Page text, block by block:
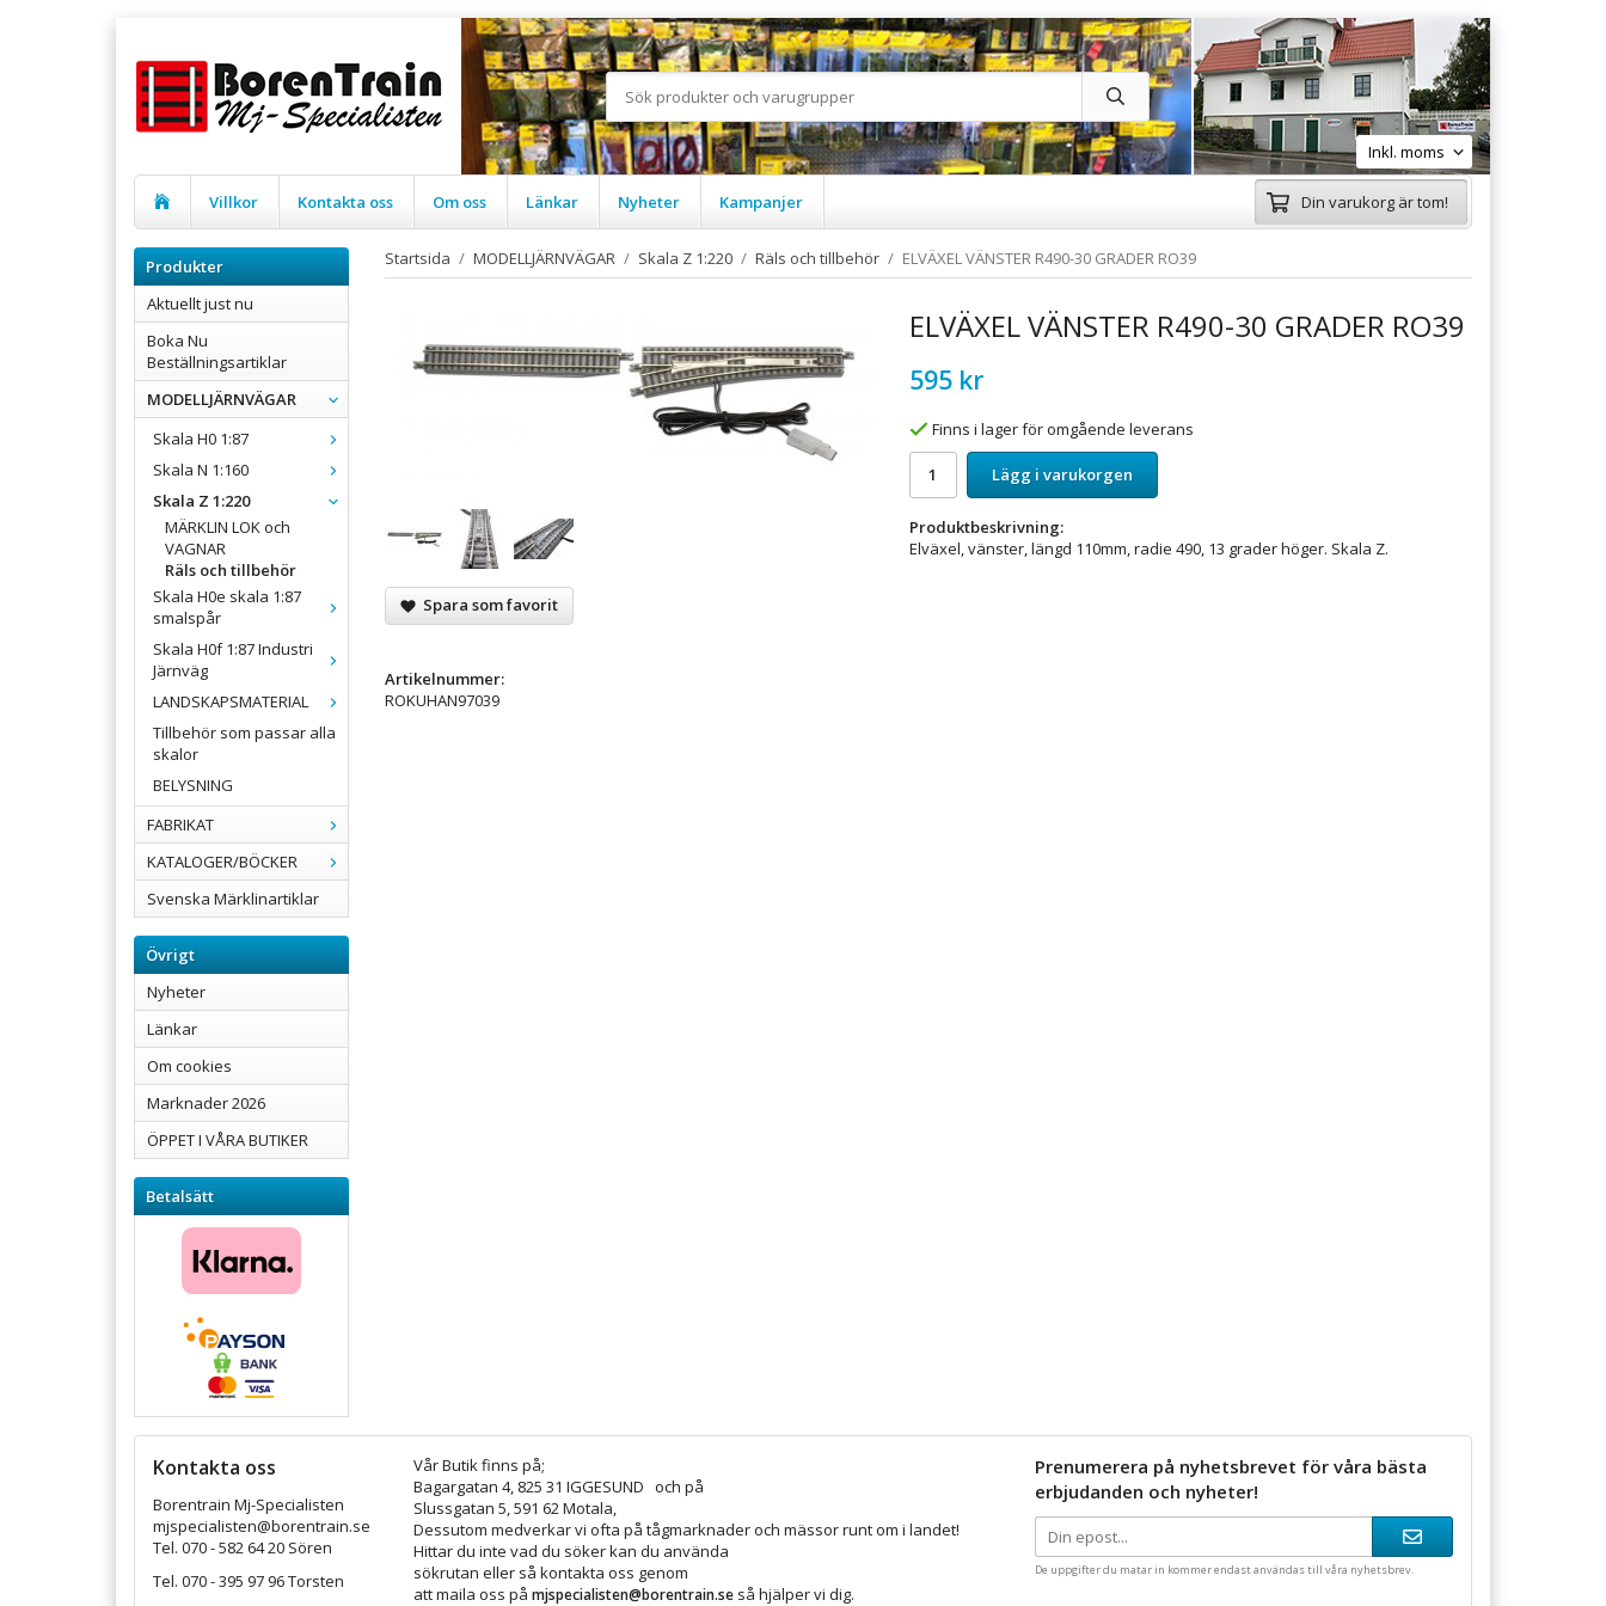
Villkor Kontakta oss Om oss Länkar Nyheter Kampanjer Din varukorg är tom!
Produkter
Aktuellt just nu
Boka Nu
Beställningsartiklar
MODELLJÄRNVÄGAR
Skala H0 1:87
Skala N 1:160
Skala Z 1:220
MÄRKLIN LOK och
VAGNAR
Räls och tillbehör
Skala H0e skala 1:87
smalspår
Skala H0f 1:87 Industri
Järnväg
LANDSKAPSMATERIAL
Tillbehör som passar alla
skalor
BELYSNING
FABRIKAT
KATALOGER/BÖCKER
Svenska Märklinartiklar
Övrigt
Nyheter
Länkar
Om cookies
Marknader 2026
ÖPPET I VÅRA BUTIKER
Betalsätt
Startsida / MODELLJÄRNVÄGAR / Skala Z 1:220 / Räls och tillbehör / ELVÄXEL VÄNSTER R490-30 GRADER RO39
ELVÄXEL VÄNSTER R490-30 GRADER RO39
595 kr
Finns i lager för omgående leverans
Lägg i varukorgen
Produktbeskrivning:
Elväxel, vänster, längd 110mm, radie 490, 13 grader höger. Skala Z.
Spara som favorit
Artikelnummer:
ROKUHAN97039
Kontakta oss
Borentrain Mj-Specialisten
mjspecialisten@borentrain.se
Tel. 070 - 582 64 20 Sören
Tel. 070 - 395 97 96 Torsten
Vår Butik finns på;
Bagargatan 4, 825 31 IGGESUND och på
Slussgatan 5, 591 62 Motala,
Dessutom medverkar vi ofta på tågmarknader och mässor runt om i landet!
Hittar du inte vad du söker kan du använda
sökrutan eller så kontakta oss genom
att maila oss på mjspecialisten@borentrain.se så hjälper vi dig.
Prenumerera på nyhetsbrevet för våra bästa
erbjudanden och nyheter!
De uppgifter du matar in kommer endast användas till våra nyhetsbrev.